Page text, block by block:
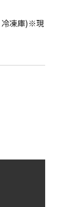
冷凍庫)※現